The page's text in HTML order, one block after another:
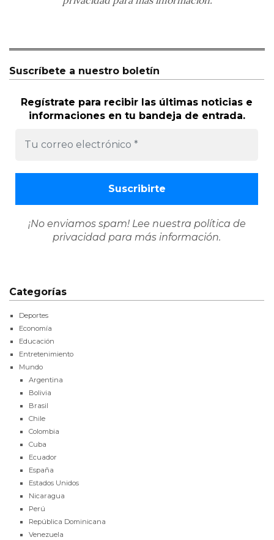
Suscríbete a nuestro boletín
Regístrate para recibir las últimas noticias e
informaciones en tu bandeja de entrada.
¡No enviamos spam! Lee nuestra política de
privacidad para más información.
Categorías
Deportes
Economía
Educación
Entretenimiento
Mundo
Argentina
Bolivia
Brasil
Chile
Colombia
Cuba
Ecuador
España
Estados Unidos
Nicaragua
Perú
República Dominicana
Venezuela